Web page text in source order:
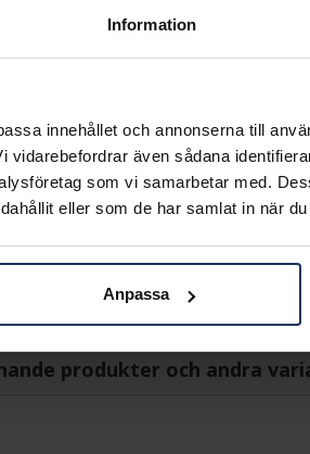
Information
innehållet och annonserna till
även sådana
som vi samarbetar med.
eller som de har samlat in när
Anpassa
BREDD CA (MM)
ÄDELMETALL
STEN/PÄRLA
ANTAL DIAMANTER
DIAMANTSLIPNING
DIAMANTKLARHET
TOTAL CARAT
produkter och andra